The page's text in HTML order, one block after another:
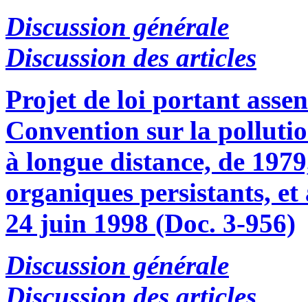
Discussion générale
Discussion des articles
Projet de loi portant
Convention sur la
à longue distance, de
organiques persistants,
24 juin 1998 (Doc. 3-956)
Discussion générale
Discussion des articles